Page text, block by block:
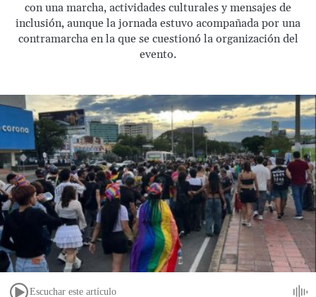
con una marcha, actividades culturales y mensajes de
inclusión, aunque la jornada estuvo acompañada por una
contramarcha en la que se cuestionó la organización del
evento.
Escuchar este artículo